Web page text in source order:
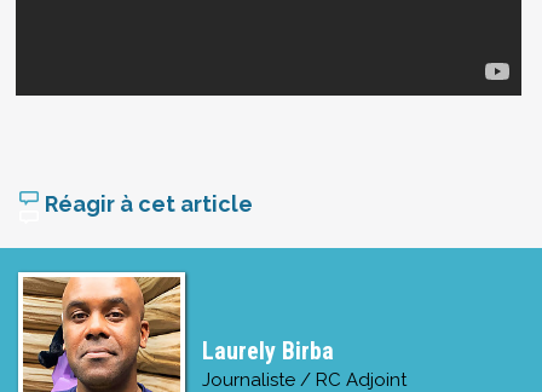
Réagir à cet article
Laurely Birba
Journaliste / RC Adjoint